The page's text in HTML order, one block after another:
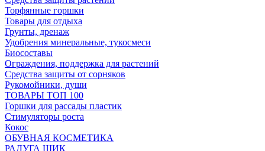
Торфянные горшки
Товары для отдыха
Грунты, дренаж
Удобрения минеральные, тукосмеси
Биосоставы
Ограждения, поддержка для растений
Средства защиты от сорняков
Рукомойники, души
ТОВАРЫ ТОП 100
Горшки для рассады пластик
Стимуляторы роста
Кокос
ОБУВНАЯ КОСМЕТИКА
РАДУГА ШИК